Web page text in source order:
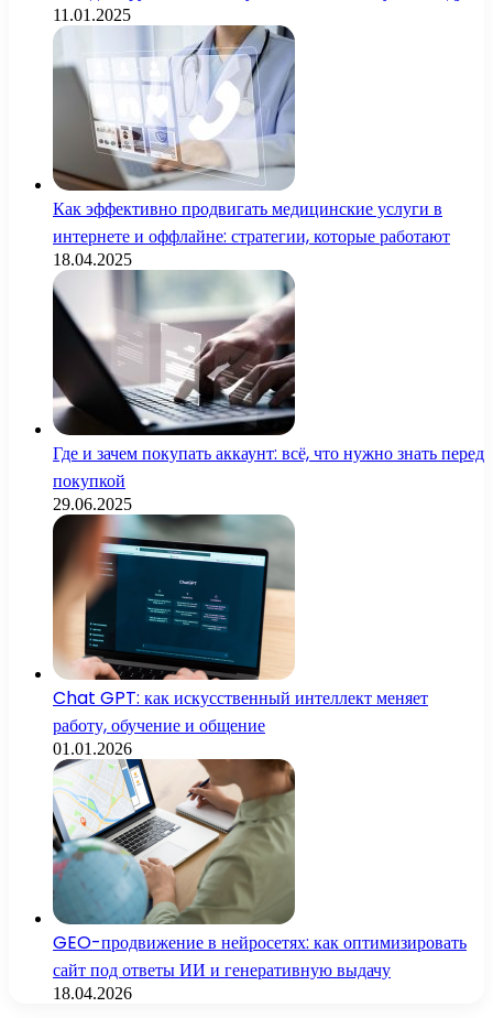
11.01.2025
Как эффективно продвигать медицинские услуги в
интернете и оффлайне: стратегии, которые работают
18.04.2025
Где и зачем покупать аккаунт: всё, что нужно знать перед
покупкой
29.06.2025
Chat GPT: как искусственный интеллект меняет
работу, обучение и общение
01.01.2026
GEO-продвижение в нейросетях: как оптимизировать
сайт под ответы ИИ и генеративную выдачу
18.04.2026